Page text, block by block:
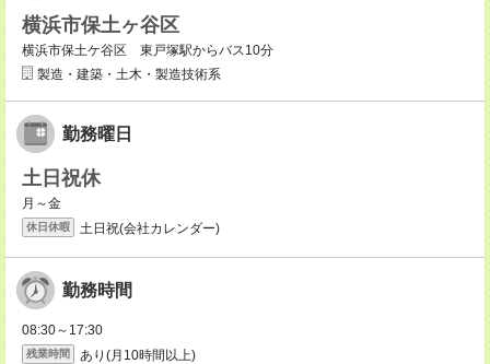
横浜市保土ヶ谷区
横浜市保土ケ谷区 東戸塚駅からバス10分
製造・建築・土木・製造技術系
勤務曜日
土日祝休
月～金
休日休暇 土日祝(会社カレンダー)
勤務時間
08:30～17:30
残業時間 あり(月10時間以上)